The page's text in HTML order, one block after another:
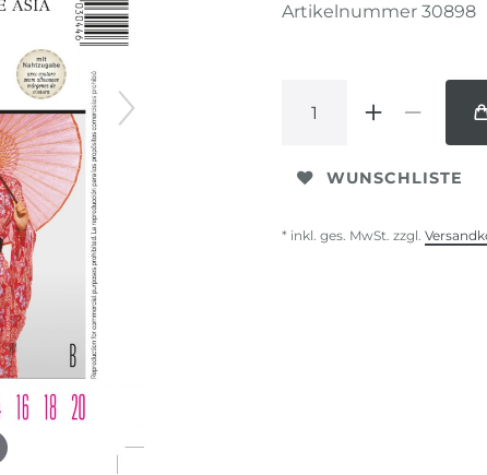
Artikelnummer 30898
WUNSCHLISTE
* inkl. ges. MwSt. zzgl.